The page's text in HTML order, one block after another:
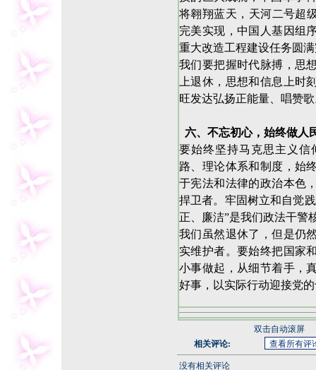
将翱翔蓝天，天河二号超
完美实现，中国人基因组
重大改造工程建设任务圆
我们要把握时代脉搏，思
上退休，思想和信息上时
旺发达弘扬正能量、唱赞
六、不忘初心，始终做人
要始终坚持马克思主义信
路、理论体系和制度，始
于宪法和法律的政治本色
捍卫者。牢固树立和自觉
正、廉洁”是我们政法干警
我们虽然退休了，但是仍
实维护者。要始终把国家
小事做起，从细节着手，
好事，以实际行动迎接党
双击自动滚屏
相关评论:
没有相关评论